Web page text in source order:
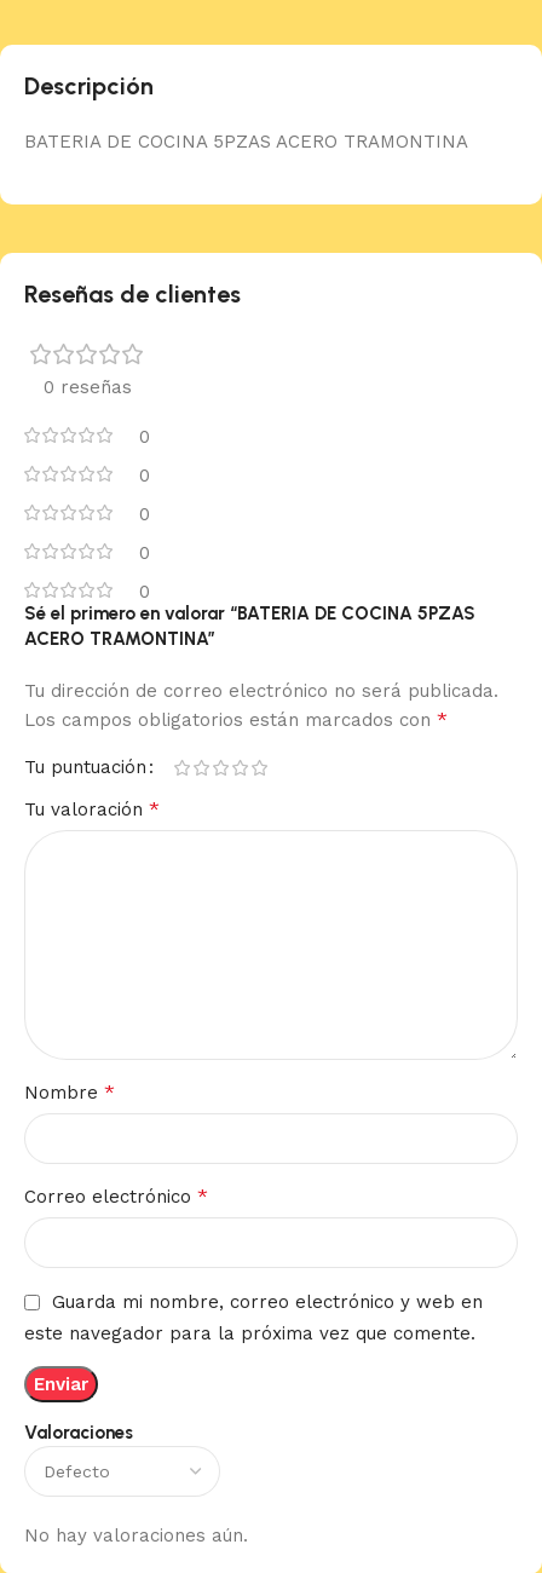
Descripción
BATERIA DE COCINA 5PZAS ACERO TRAMONTINA
Reseñas de clientes
0 reseñas
0
0
0
0
0
Valoraciones
No hay valoraciones aún.
Sé el primero en valorar “BATERIA DE COCINA 5PZAS
ACERO TRAMONTINA”
Tu dirección de correo electrónico no será publicada.
Los campos obligatorios están marcados con *
Tu puntuación
Tu valoración *
Nombre *
Correo electrónico *
Guarda mi nombre, correo electrónico y web en
este navegador para la próxima vez que comente.